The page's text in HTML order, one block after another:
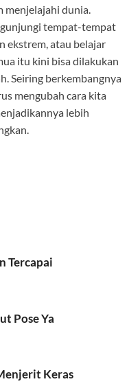
menjelajahi dunia.
tempat-tempat
ekstrem, atau belajar
itu kini bisa dilakukan
Seiring berkembangnya
mengubah cara kita
lebih
Tercapai
Pose Ya
Keras